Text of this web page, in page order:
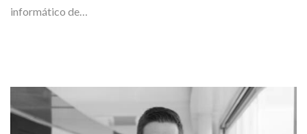
informático de…